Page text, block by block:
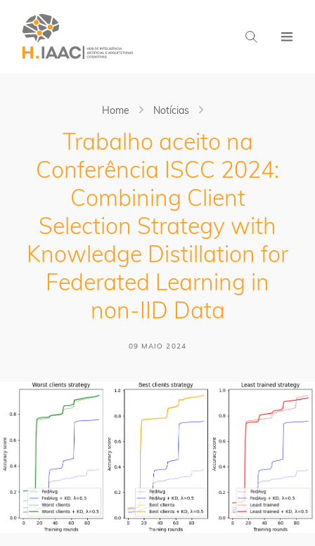
Home Notícias
Trabalho aceito na
Conferência ISCC 2024:
Combining Client
Selection Strategy with
Knowledge Distillation for
Federated Learning in
non-IID Data
09 MAIO 2024